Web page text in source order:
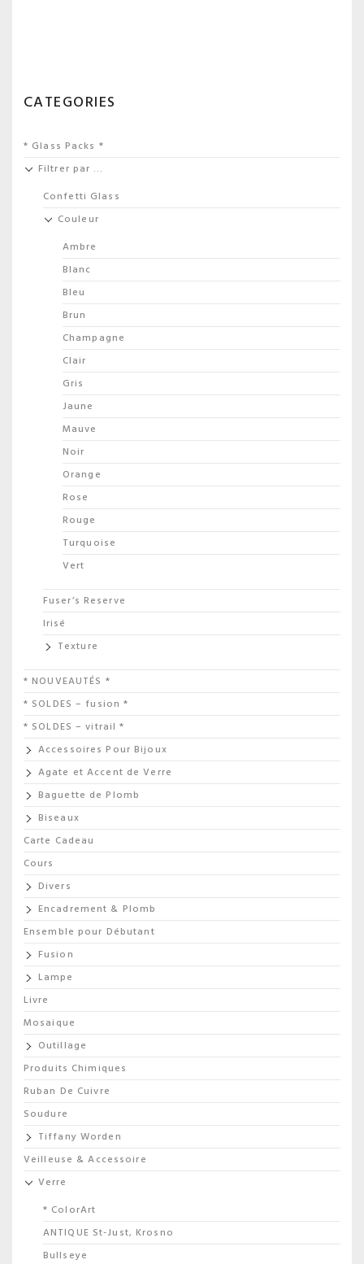
CATEGORIES
* Glass Packs *
Filtrer par …
Confetti Glass
Couleur
Ambre
Blanc
Bleu
Brun
Champagne
Clair
Gris
Jaune
Mauve
Noir
Orange
Rose
Rouge
Turquoise
Vert
Fuser’s Reserve
Irisé
Texture
* NOUVEAUTÉS *
* SOLDES – fusion *
* SOLDES – vitrail *
Accessoires Pour Bijoux
Agate et Accent de Verre
Baguette de Plomb
Biseaux
Carte Cadeau
Cours
Divers
Encadrement & Plomb
Ensemble pour Débutant
Fusion
Lampe
Livre
Mosaique
Outillage
Produits Chimiques
Ruban De Cuivre
Soudure
Tiffany Worden
Veilleuse & Accessoire
Verre
* ColorArt
ANTIQUE St-Just, Krosno
Bullseye